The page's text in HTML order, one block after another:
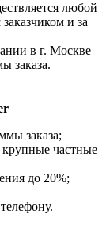
любой
и за
в г. Москве
заказа.
заказа;
частные
до 20%;